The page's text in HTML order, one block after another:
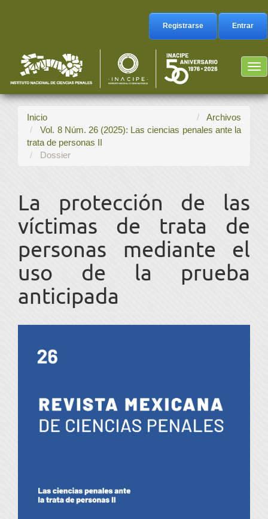
Barra
lateral
Registrarse Entrar
Inicio
Archivos
Vol. 8 Núm. 26 (2025): Las ciencias penales ante la
trata de personas II
Dossier
La protección de las
víctimas de trata de
personas mediante el
uso de la prueba
anticipada
lateral
artículo